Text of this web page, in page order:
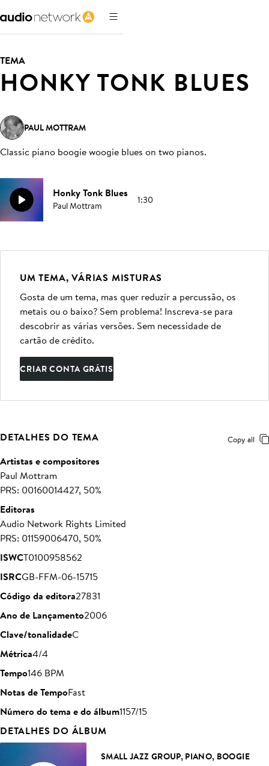
TEMA
HONKY TONK BLUES
PAUL MOTTRAM
Classic piano boogie woogie blues on two pianos.
Honky Tonk Blues
Paul Mottram 1:30
UM TEMA, VÁRIAS MISTURAS
Gosta de um tema, mas quer reduzir a percussão, os
metais ou o baixo? Sem problema! Inscreva-se para
descobrir as várias versões. Sem necessidade de
cartão de crédito.
CRIAR CONTA GRÁTIS
DETALHES DO TEMA Copy all
Artistas e compositores
Paul Mottram
PRS: 00160014427, 50%
Editoras
Audio Network Rights Limited
PRS: 01159006470, 50%
ISWCT0100958562
ISRCGB-FFM-06-15715
Código da editora27831
Ano de Lançamento2006
Clave/tonalidadeC
Métrica4/4
Tempo146 BPM
Notas de TempoFast
Número do tema e do álbum1157/15
DETALHES DO ÁLBUM
SMALL JAZZ GROUP, PIANO, BOOGIE